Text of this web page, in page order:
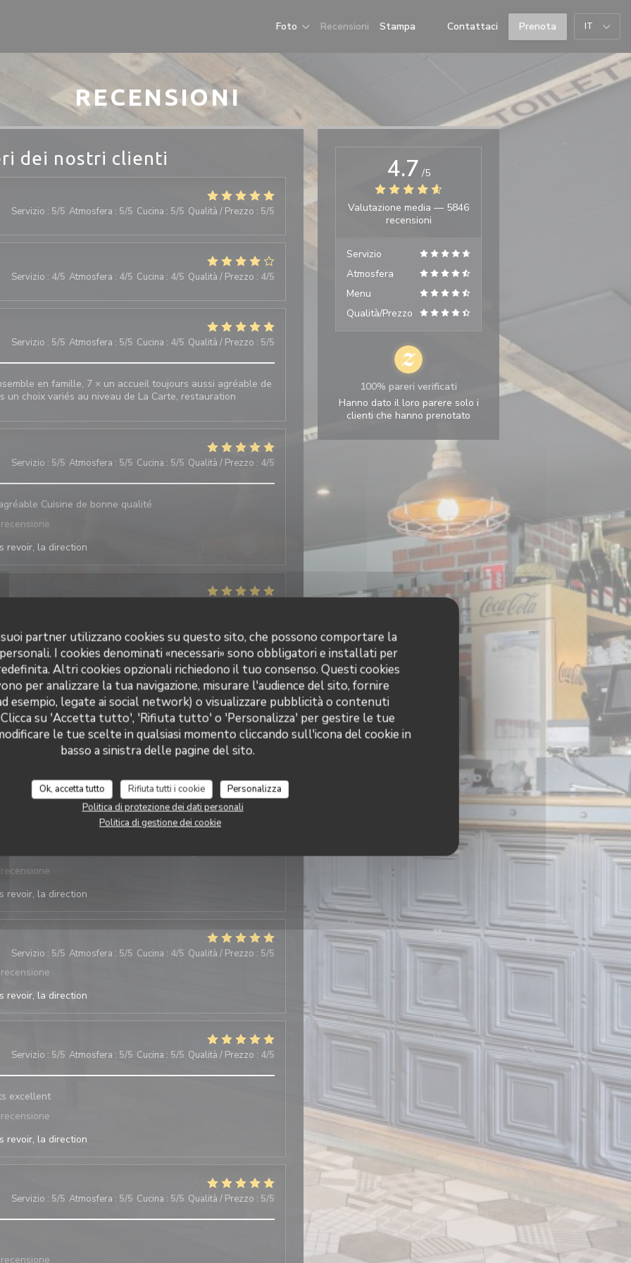
partner utilizzano cookies su questo sito, che possono comportare la
I cookies denominati «necessari» sono obbligatori e installati per
Altri cookies opzionali richiedono il tuo consenso. Questi cookies
per analizzare la tua navigazione, misurare l'audience del sito, fornire
esempio, legate ai social network) o visualizzare pubblicità o contenuti
Clicca su 'Accetta tutto', 'Rifiuta tutto' o 'Personalizza' per gestire le tue
le tue scelte in qualsiasi momento cliccando sull'icona del cookie in
basso a sinistra delle pagine del sito.
Ok, accetta tutto Rifiuta tutti i cookie
Personalizza
Politica di protezione dei dati personali
Politica di gestione dei cookie
Foto Recensioni Stampa ((apre una nuova finestra))
((apre una nuova finestra))
Contattaci Prenota IT
RECENSIONI
dei nostri clienti
Servizio : 5/5 Atmosfera : 5/5 Cucina : 5/5 Qualità / Prezzo : 5/5
Servizio : 4/5 Atmosfera : 4/5 Cucina : 4/5 Qualità / Prezzo : 4/5
Servizio : 5/5 Atmosfera : 5/5 Cucina : 4/5 Qualità / Prezzo : 5/5
en famille, 7 × un accueil toujours aussi agréable de
un choix variés au niveau de La Carte, restauration
Servizio : 5/5 Atmosfera : 5/5 Cucina : 5/5 Qualità / Prezzo : 4/5
Cuisine de bonne qualité
revoir, la direction
revoir, la direction
/5 Atmosfera:4/5 Cucina:5/5 Qualità / Prezzo
revoir, la direction
revoir, la direction
Servizio : 5/5 Atmosfera : 5/5 Cucina : 4/5 Qualità / Prezzo : 5/5
revoir, la direction
Servizio : 5/5 Atmosfera : 5/5 Cucina : 5/5 Qualità / Prezzo : 4/5
excellent
revoir, la direction
Servizio : 5/5 Atmosfera : 5/5 Cucina : 5/5 Qualità / Prezzo : 5/5
4.7 /5
Valutazione media — 5846
recensioni
Servizio
Atmosfera
Menu
Qualità/Prezzo
100% pareri verificati
Hanno dato il loro parere solo i
clienti che hanno prenotato